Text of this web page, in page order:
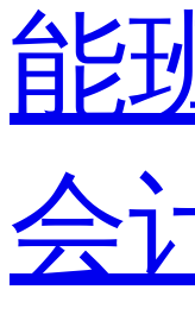
能
会